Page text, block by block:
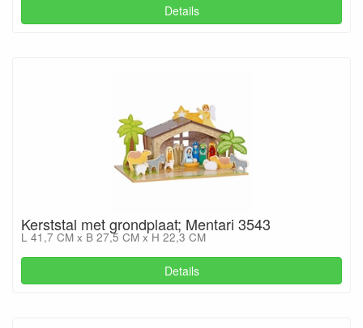
Details
Kerststal met grondplaat; Mentari 3543
L 41,7 CM x B 27,5 CM x H 22,3 CM
Details